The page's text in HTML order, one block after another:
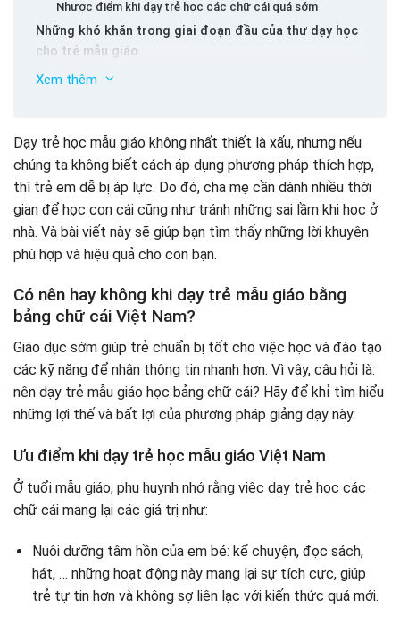
Nhược điểm khi dạy trẻ học các chữ cái quá sớm
Những khó khăn trong giai đoạn đầu của thư dạy học
cho trẻ mẫu giáo
Trẻ em dễ bị phân tâm khi học
Trẻ sơ sinh dễ dàng bị ảnh hưởng bởi phương ngữ khu vực
Lời khuyên tốt để dạy trẻ mẫu giáo học các chữ cái
Việt Nam một cách hiệu quả ở nhà
Dạy trẻ học mẫu giáo thông qua các trò chơi
Hãy để em bé làm quen với bảng chữ cái dựa trên các bài
hát
Nghiên cứu với phương pháp “nhắc nhở” cực kỳ hiệu quả
Phụ huynh nên lưu ý khi dạy trẻ mẫu giáo học thư Việt
Nam
Buộc con bạn phải học xong và sau đó chơi
Mắng khi trẻ không giỏi ở trường
Bắt trẻ học quá nhiều trong một ngày
Xem thêm
Dạy trẻ học mẫu giáo không nhất thiết là xấu, nhưng nếu
chúng ta không biết cách áp dụng phương pháp thích hợp,
thì trẻ em dễ bị áp lực. Do đó, cha mẹ cần dành nhiều thời
gian để học con cái cũng như tránh những sai lầm khi học ở
nhà. Và bài viết này sẽ giúp bạn tìm thấy những lời khuyên
phù hợp và hiệu quả cho con bạn.
Có nên hay không khi dạy trẻ mẫu giáo bằng
bảng chữ cái Việt Nam?
Giáo dục sớm giúp trẻ chuẩn bị tốt cho việc học và đào tạo
các kỹ năng để nhận thông tin nhanh hơn. Vì vậy, câu hỏi là:
nên dạy trẻ mẫu giáo học bảng chữ cái? Hãy để khỉ tìm hiểu
những lợi thế và bất lợi của phương pháp giảng dạy này.
Ưu điểm khi dạy trẻ học mẫu giáo Việt Nam
Ở tuổi mẫu giáo, phụ huynh nhớ rằng việc dạy trẻ học các
chữ cái mang lại các giá trị như:
Nuôi dưỡng tâm hồn của em bé: kể chuyện, đọc sách,
hát, … những hoạt động này mang lại sự tích cực, giúp
trẻ tự tin hơn và không sợ liên lạc với kiến ​​thức quá mới.